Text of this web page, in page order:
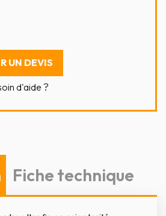
UN DEVIS
d'aide ?
Fiche technique